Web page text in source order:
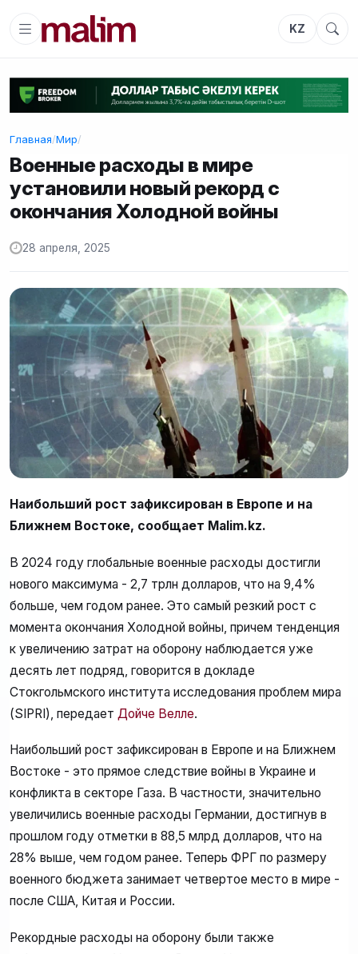
KZ
Главная/Мир/
Военные расходы в мире
установили новый рекорд с
окончания Холодной войны
28 апреля, 2025
Наибольший рост зафиксирован в Европе и на
Ближнем Востоке, сообщает Malim.kz.
В 2024 году глобальные военные расходы достигли
нового максимума - 2,7 трлн долларов, что на 9,4%
больше, чем годом ранее. Это самый резкий рост с
момента окончания Холодной войны, причем тенденция
к увеличению затрат на оборону наблюдается уже
десять лет подряд, говорится в докладе
Стокгольмского института исследования проблем мира
(SIPRI), передает Дойче Велле.
Наибольший рост зафиксирован в Европе и на Ближнем
Востоке - это прямое следствие войны в Украине и
конфликта в секторе Газа. В частности, значительно
увеличились военные расходы Германии, достигнув в
прошлом году отметки в 88,5 млрд долларов, что на
28% выше, чем годом ранее. Теперь ФРГ по размеру
военного бюджета занимает четвертое место в мире -
после США, Китая и России.
Рекордные расходы на оборону были также